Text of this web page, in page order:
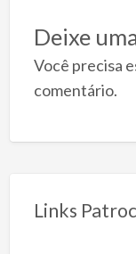
Deixe
Você precisa
comentário.
Links